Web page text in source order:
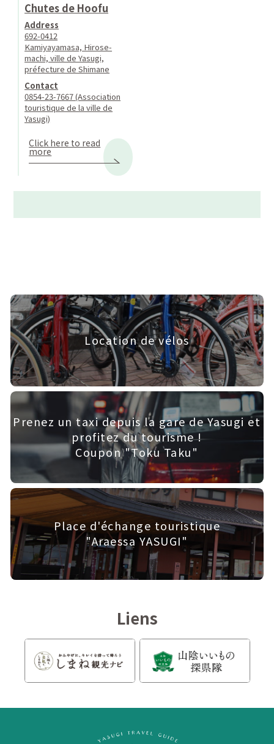
Chutes de Hoofu
Address
692-0412
Kamiyayamasa, Hirose-
machi, ville de Yasugi,
préfecture de Shimane
Contact
0854-23-7667 (Association
touristique de la ville de
Yasugi)
Click here to read
more
Location de vélos
Prenez un taxi depuis la gare de Yasugi et
profitez du tourisme !
Coupon "Toku Taku"
Place d'échange touristique
"Araessa YASUGI"
Liens